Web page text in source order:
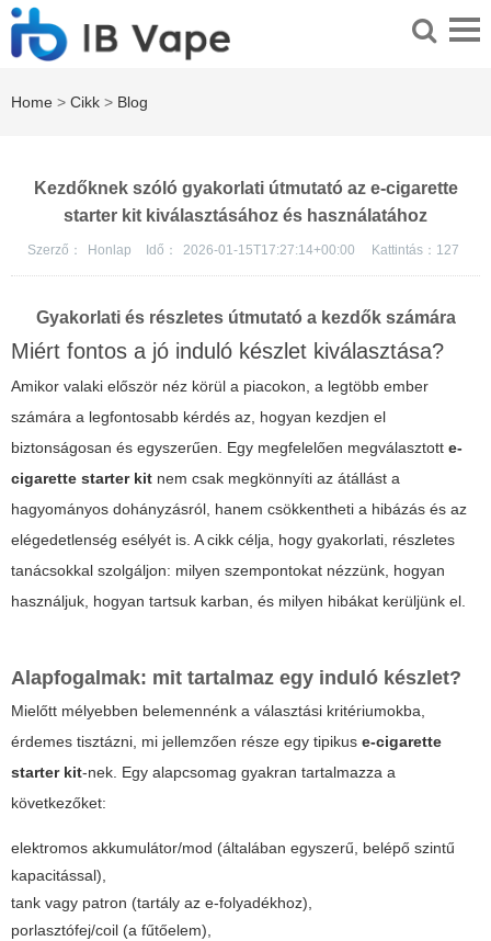
Home > Cikk > Blog
Kezdőknek szóló gyakorlati útmutató az e-cigarette
starter kit kiválasztásához és használatához
Szerző： Honlap Idő： 2026-01-15T17:27:14+00:00 Kattintás： 127
Gyakorlati és részletes útmutató a kezdők számára
Miért fontos a jó induló készlet kiválasztása?
Amikor valaki először néz körül a piacokon, a legtöbb ember
számára a legfontosabb kérdés az, hogyan kezdjen el
biztonságosan és egyszerűen. Egy megfelelően megválasztott e-
cigarette starter kit nem csak megkönnyíti az átállást a
hagyományos dohányzásról, hanem csökkentheti a hibázás és az
elégedetlenség esélyét is. A cikk célja, hogy gyakorlati, részletes
tanácsokkal szolgáljon: milyen szempontokat nézzünk, hogyan
használjuk, hogyan tartsuk karban, és milyen hibákat kerüljünk el.
Alapfogalmak: mit tartalmaz egy induló készlet?
Mielőtt mélyebben belemennénk a választási kritériumokba,
érdemes tisztázni, mi jellemzően része egy tipikus e-cigarette
starter kit-nek. Egy alapcsomag gyakran tartalmazza a
következőket:
elektromos akkumulátor/mod (általában egyszerű, belépő szintű
kapacitással),
tank vagy patron (tartály az e-folyadékhoz),
porlasztófej/coil (a fűtőelem),